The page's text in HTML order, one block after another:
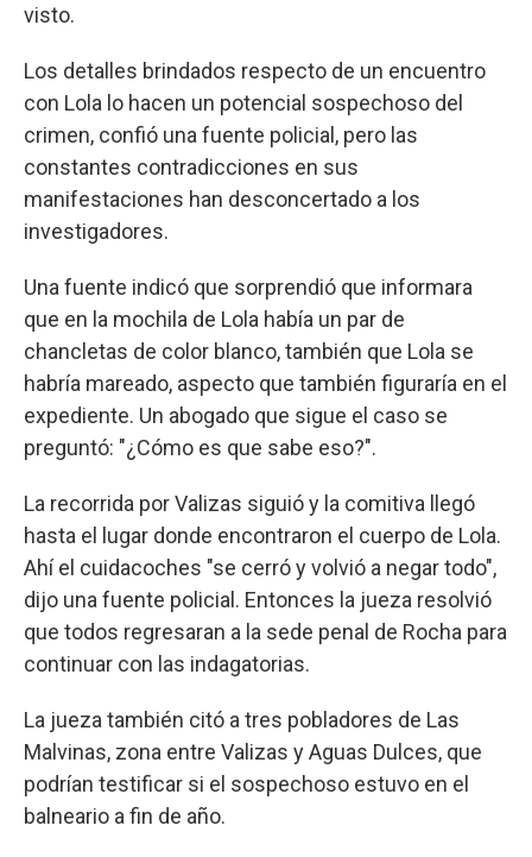
visto.
Los detalles brindados respecto de un encuentro
con Lola lo hacen un potencial sospechoso del
crimen, confió una fuente policial, pero las
constantes contradicciones en sus
manifestaciones han desconcertado a los
investigadores.
Una fuente indicó que sorprendió que informara
que en la mochila de Lola había un par de
chancletas de color blanco, también que Lola se
habría mareado, aspecto que también figuraría en el
expediente. Un abogado que sigue el caso se
preguntó: "¿Cómo es que sabe eso?".
La recorrida por Valizas siguió y la comitiva llegó
hasta el lugar donde encontraron el cuerpo de Lola.
Ahí el cuidacoches "se cerró y volvió a negar todo",
dijo una fuente policial. Entonces la jueza resolvió
que todos regresaran a la sede penal de Rocha para
continuar con las indagatorias.
La jueza también citó a tres pobladores de Las
Malvinas, zona entre Valizas y Aguas Dulces, que
podrían testificar si el sospechoso estuvo en el
balneario a fin de año.